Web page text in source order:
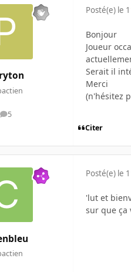
5
messages
Posté(e) le
Bonjour
Joueur
Serait il
Merci
(n'hésitez
Citer
Posté(e) le
'lut et
sur que ça